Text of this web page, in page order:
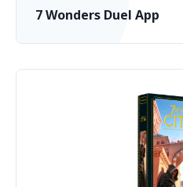
7 Wonders Duel App